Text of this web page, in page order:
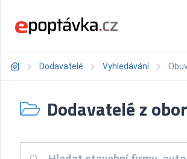
Dodavatelé Vyhledávání
Dodavatelé z